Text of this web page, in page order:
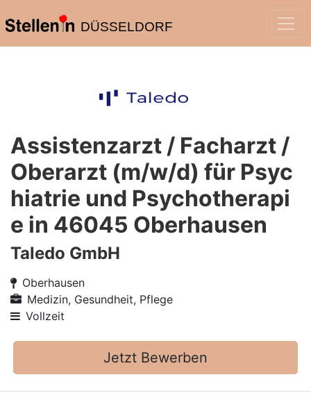
DÜSSELDORF
Assistenzarzt / Facharzt /
Oberarzt (m/w/d) für Psyc
hiatrie und Psychotherapi
e in 46045 Oberhausen
Taledo GmbH
Oberhausen
Medizin, Gesundheit, Pflege
Vollzeit
Jetzt Bewerben